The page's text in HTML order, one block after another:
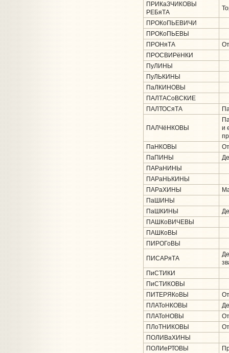
ПРИКаЗЧИКОВЫ
РЕБяТА
ПРОКоПЬЕВИЧИ
ПРОКоПЬЕВЫ
ПРОНяТА
ПРОСВИРёНКИ
ПуЛИНЫ
ПуЛЬКИНЫ
ПаЛКИНОВЫ
ПАЛТАСоВСКИЕ
ПАЛТОСяТА
ПАЛЧёНКОВЫ
и
ПаНКОВЫ
ПаПИНЫ
ПАРаНИНЫ
ПАРаНЬКИНЫ
ПАРаХИНЫ
ПаШИНЫ
ПаШКИНЫ
ПАШКоВИЧЕВЫ
ПАШКоВЫ
ПИРОГоВЫ
ПИСАРяТА
ПиСТИКИ
ПиСТИКОВЫ
ПИТЕРЯКоВЫ
ПЛАТоНКОВЫ
ПЛАТоНОВЫ
ПЛоТНИКОВЫ
ПОЛИВаХИНЫ
ПОЛИеРТОВЫ